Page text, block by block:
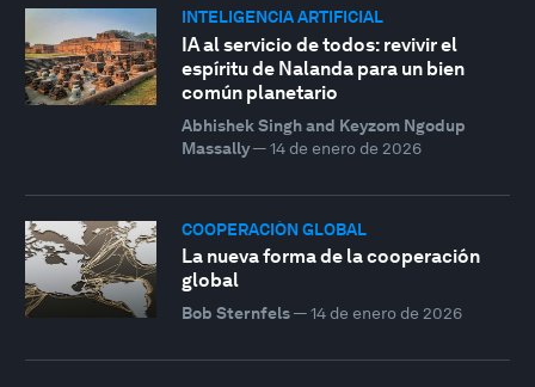
INTELIGENCIA ARTIFICIAL
IA al servicio de todos: revivir el
espíritu de Nalanda para un bien
común planetario
Abhishek Singh and Keyzom Ngodup
Massally— 14 de enero de 2026
COOPERACIÓN GLOBAL
La nueva forma de la cooperación
global
Bob Sternfels— 14 de enero de 2026